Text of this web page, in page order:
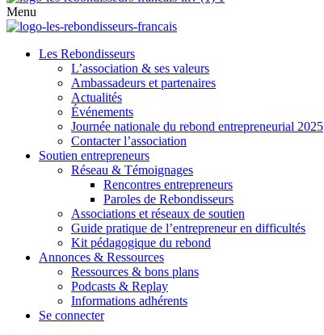
Menu
Les Rebondisseurs
L’association & ses valeurs
Ambassadeurs et partenaires
Actualités
Événements
Journée nationale du rebond entrepreneurial 2025
Contacter l’association
Soutien entrepreneurs
Réseau & Témoignages
Rencontres entrepreneurs
Paroles de Rebondisseurs
Associations et réseaux de soutien
Guide pratique de l’entrepreneur en difficultés
Kit pédagogique du rebond
Annonces & Ressources
Ressources & bons plans
Podcasts & Replay
Informations adhérents
Se connecter